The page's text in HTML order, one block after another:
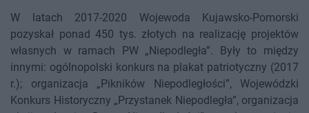
W latach 2017-2020 Wojewoda Kujawsko-Pomorski
pozyskał ponad 450 tys. złotych na realizację projektów
własnych w ramach PW „Niepodległa”. Były to między
innymi: ogólnopolski konkurs na plakat patriotyczny (2017
r.); organizacja „Pikników Niepodległości”, Wojewódzki
Konkurs Historyczny „Przystanek Niepodległa”, organizacja